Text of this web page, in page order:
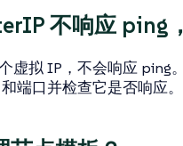
不响应 ping
虚拟 IP，不会响应 ping
端口并检查它是否响应。